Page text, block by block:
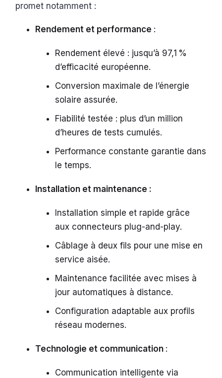
promet notamment :
Rendement et performance :
Rendement élevé : jusqu’à 97,1 %
d’efficacité européenne.
Conversion maximale de l’énergie
solaire assurée.
Fiabilité testée : plus d’un million
d’heures de tests cumulés.
Performance constante garantie dans
le temps.
Installation et maintenance :
Installation simple et rapide grâce
aux connecteurs plug-and-play.
Câblage à deux fils pour une mise en
service aisée.
Maintenance facilitée avec mises à
jour automatiques à distance.
Configuration adaptable aux profils
réseau modernes.
Technologie et communication :
Communication intelligente via